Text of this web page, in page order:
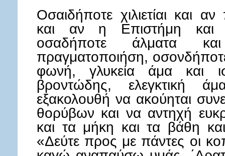
Οσαιδήποτε χιλιετίαι και
και αν η Επιστήμη και η
οσαδήποτε άλματα
πραγματοποιήση,
φωνή, γλυκεία άμα και
βροντώδης, ελεγκτική
εξακολουθή να ακούηται
θορύβων και να αντηχή
και τα μήκη και τα βάθη
«Δεύτε προς με πάντες οι